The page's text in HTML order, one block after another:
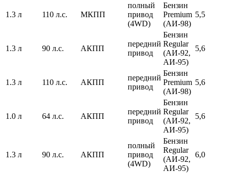
1.3 л 110 л.с. МКПП
полный
привод
(4WD)
Бензин
Premium
(АИ-98)
5,5
1.3 л 90 л.с. АКПП
передний
привод
Бензин
Regular
(АИ-92,
АИ-95)
5,6
1.3 л 110 л.с. АКПП
передний
привод
Бензин
Premium
(АИ-98)
5,6
1.0 л 64 л.с. АКПП
передний
привод
Бензин
Regular
(АИ-92,
АИ-95)
5,6
1.3 л 90 л.с. АКПП
полный
привод
(4WD)
Бензин
Regular
(АИ-92,
АИ-95)
6,0